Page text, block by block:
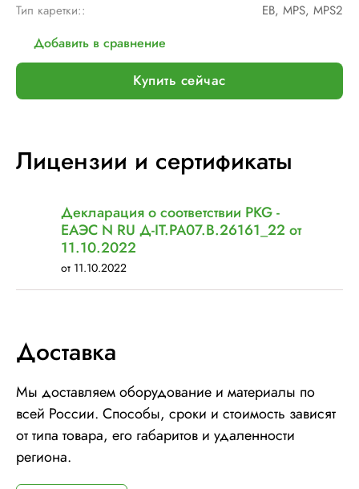
Тип каретки::
EB, MPS, MPS2
Добавить в сравнение
Купить сейчас
Лицензии и сертификаты
Декларация о соответствии PKG -
ЕАЭС N RU Д-IT.РА07.В.26161_22 от
11.10.2022
от 11.10.2022
Доставка
Мы доставляем оборудование и материалы по
всей России. Способы, сроки и стоимость зависят
от типа товара, его габаритов и удаленности
региона.